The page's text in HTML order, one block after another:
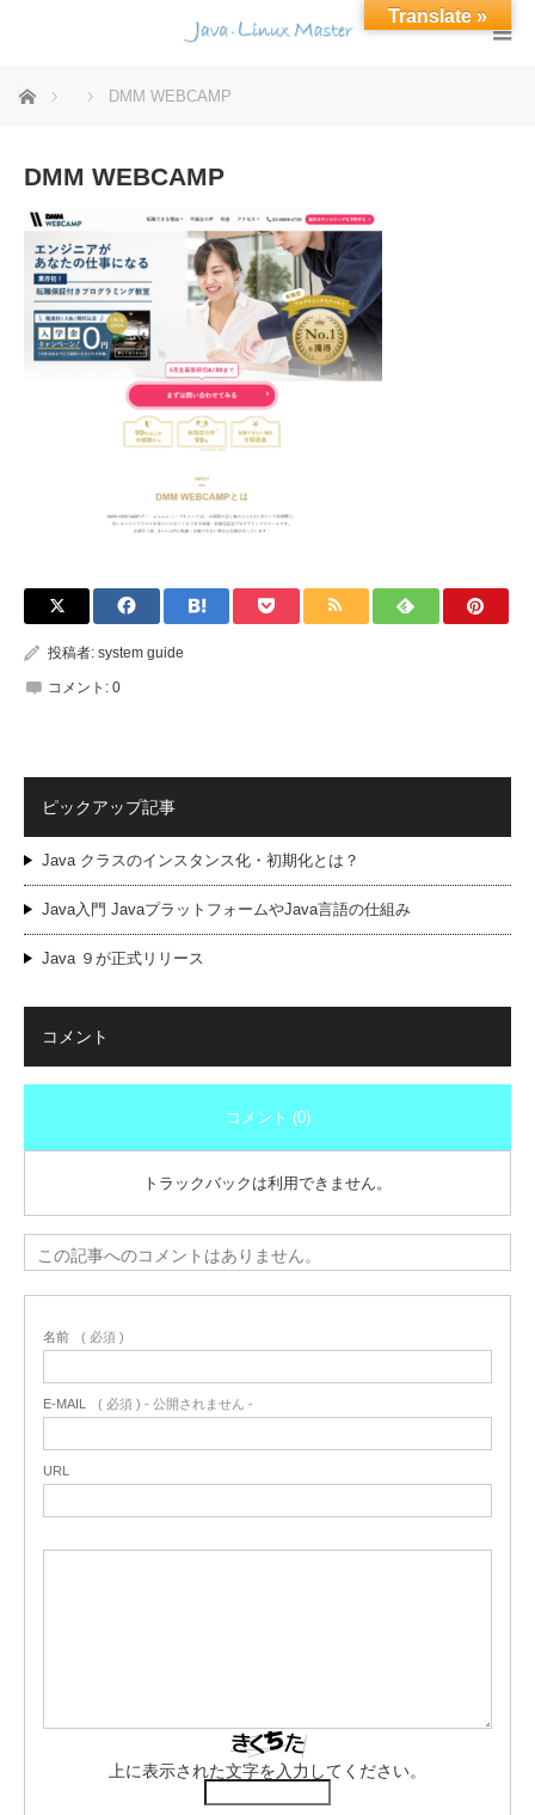
ホーム DMM WEBCAMP
DMM WEBCAMP
投稿者: system guide
コメント: 0
ピックアップ記事
Java クラスのインスタンス化・初期化とは？
Java入門 JavaプラットフォームやJava言語の仕組み
Java ９が正式リリース
コメント
コメント (0)
トラックバックは利用できません。
この記事へのコメントはありません。
名前 ( 必須 )
E-MAIL ( 必須 ) - 公開されません -
URL
上に表示された文字を入力してください。
Translate »